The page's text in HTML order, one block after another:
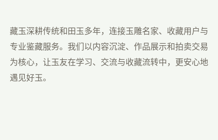
藏玉深耕传统和田玉多年，连接玉雕名家、收藏用户与
专业鉴藏服务。我们以内容沉淀、作品展示和拍卖交易
为核心，让玉友在学习、交流与收藏流转中，更安心地
遇见好玉。